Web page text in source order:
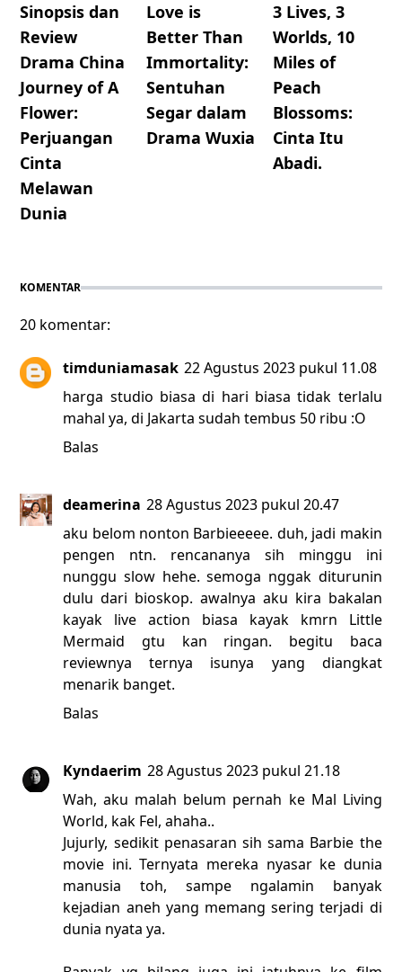
Sinopsis dan
Review
Drama China
Journey of A
Flower:
Perjuangan
Cinta
Melawan
Dunia
Love is
Better Than
Immortality:
Sentuhan
Segar dalam
Drama Wuxia
3 Lives, 3
Worlds, 10
Miles of
Peach
Blossoms:
Cinta Itu
Abadi.
KOMENTAR
20 komentar:
timduniamasak 22 Agustus 2023 pukul 11.08
harga studio biasa di hari biasa tidak terlalu
mahal ya, di Jakarta sudah tembus 50 ribu :O
Balas
deamerina 28 Agustus 2023 pukul 20.47
aku belom nonton Barbieeeee. duh, jadi makin
pengen ntn. rencananya sih minggu ini
nunggu slow hehe. semoga nggak diturunin
dulu dari bioskop. awalnya aku kira bakalan
kayak live action biasa kayak kmrn Little
Mermaid gtu kan ringan. begitu baca
reviewnya ternya isunya yang diangkat
menarik banget.
Balas
Kyndaerim 28 Agustus 2023 pukul 21.18
Wah, aku malah belum pernah ke Mal Living
World, kak Fel, ahaha..
Jujurly, sedikit penasaran sih sama Barbie the
movie ini. Ternyata mereka nyasar ke dunia
manusia toh, sampe ngalamin banyak
kejadian aneh yang memang sering terjadi di
dunia nyata ya.